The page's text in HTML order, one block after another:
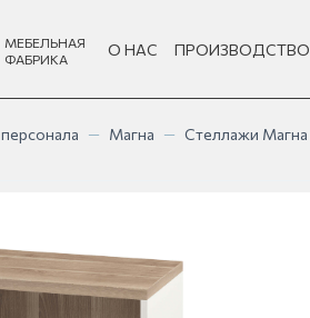
МЕБЕЛЬНАЯ
ФАБРИКА
О НАС ПРОИЗВОДСТВО
— Магна — Стеллажи Магна